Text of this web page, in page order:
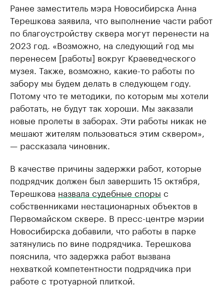
Ранее заместитель мэра Новосибирска Анна
Терешкова заявила, что выполнение части работ
по благоустройству сквера могут перенести на
2023 год. «Возможно, на следующий год мы
перенесем [работы] вокруг Краеведческого
музея. Также, возможно, какие-то работы по
забору мы будем делать в следующем году.
Потому что те методики, по которым мы хотели
работать, не будут так хороши. Мы заказали
новые пролеты в заборах. Эти работы никак не
мешают жителям пользоваться этим сквером»,
— рассказала чиновник.
В качестве причины задержки работ, которые
подрядчик должен был завершить 15 октября,
Терешкова назвала судебные споры с
собственниками нестационарных объектов в
Первомайском сквере. В пресс-центре мэрии
Новосибирска добавили, что работы в парке
затянулись по вине подрядчика. Терешкова
пояснила, что задержка работ вызвана
нехваткой компетентности подрядчика при
работе с тротуарной плиткой.